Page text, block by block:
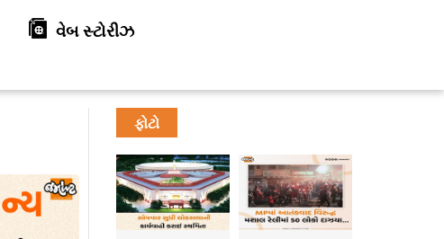
વેબ સ્ટોરીઝ
ફોટો